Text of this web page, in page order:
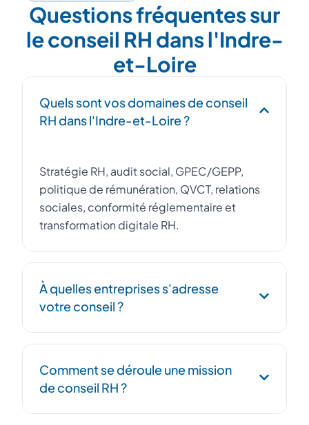
Questions fréquentes sur
le conseil RH dans l'Indre-
et-Loire
Quels sont vos domaines de conseil
RH dans l'Indre-et-Loire ?
Stratégie RH, audit social, GPEC/GEPP,
politique de rémunération, QVCT, relations
sociales, conformité réglementaire et
transformation digitale RH.
À quelles entreprises s'adresse
votre conseil ?
l'Indre-et-Loire souhaitant professionnaliser
sa fonction RH, se mettre en conformité ou
accompagner sa croissance.
Comment se déroule une mission
de conseil RH ?